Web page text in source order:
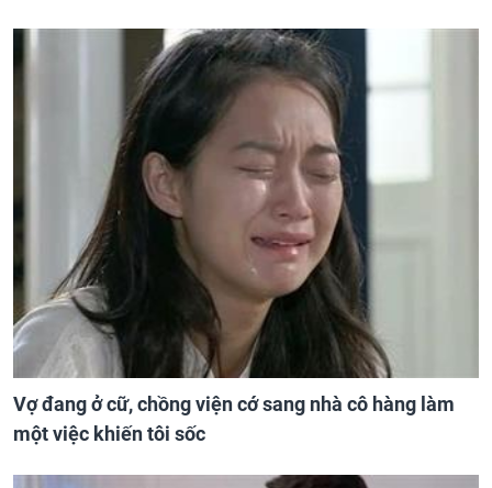
Vợ đang ở cữ, chồng viện cớ sang nhà cô hàng làm
một việc khiến tôi sốc